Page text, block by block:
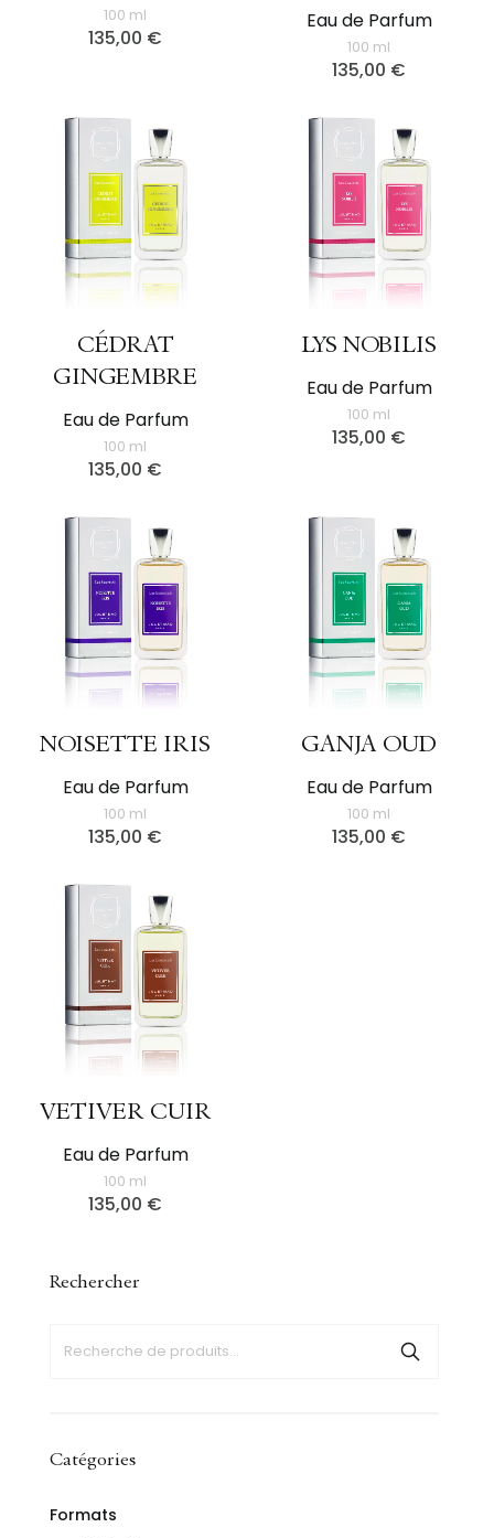
100 ml
135,00 €
Eau de Parfum
100 ml
135,00 €
CÉDRAT
GINGEMBRE
Eau de Parfum
100 ml
135,00 €
LYS NOBILIS
Eau de Parfum
100 ml
135,00 €
NOISETTE IRIS
Eau de Parfum
100 ml
135,00 €
GANJA OUD
Eau de Parfum
100 ml
135,00 €
VETIVER CUIR
Eau de Parfum
100 ml
135,00 €
Rechercher
Catégories
Formats